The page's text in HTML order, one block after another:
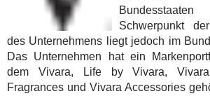
Schwerpunkt
des Unternehmens liegt jedoch im
Das Unternehmen hat ein
dem Vivara, Life by Vivara,
Fragrances und Vivara Accessories